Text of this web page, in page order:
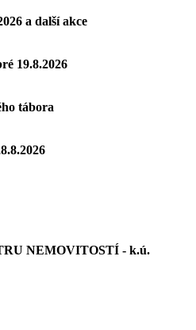
a další akce
19.8.2026
tábora
NEMOVITOSTÍ - k.ú.